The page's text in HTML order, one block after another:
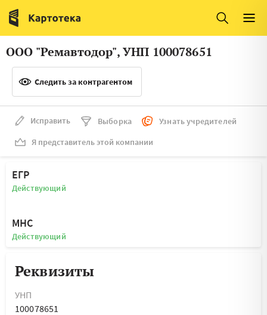
Италия
Люксембург
Литва
Нидерланды
ООО "Ремавтодор", УНП 100078651
Следить за контрагентом
Исправить Выборка
Узнать учредителей
Я представитель этой компании
ЕГР
Действующий
МНС
Действующий
Реквизиты
УНП
100078651